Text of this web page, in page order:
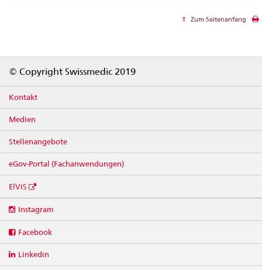
Zum Seitenanfang
© Copyright Swissmedic 2019
Kontakt
Medien
Stellenangebote
eGov-Portal (Fachanwendungen)
ElViS
media
Instagram
Facebook
Linkedin